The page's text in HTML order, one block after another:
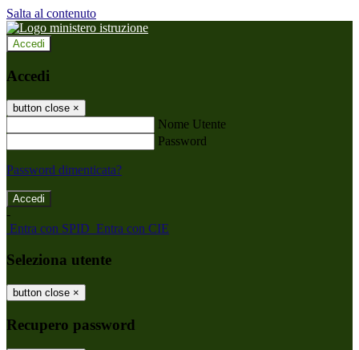
Salta al contenuto
Accedi
Accedi
button close ×
Nome Utente
Password
Password dimenticata?
-
Entra con SPID Entra con CIE
Seleziona utente
button close ×
Recupero password